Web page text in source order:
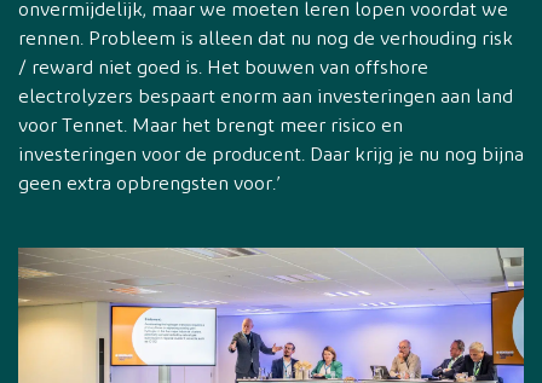
onvermijdelijk, maar we moeten leren lopen voordat we
rennen. Probleem is alleen dat nu nog de verhouding risk
/ reward niet goed is. Het bouwen van offshore
electrolyzers bespaart enorm aan investeringen aan land
voor Tennet. Maar het brengt meer risico en
investeringen voor de producent. Daar krijg je nu nog bijna
geen extra opbrengsten voor.’